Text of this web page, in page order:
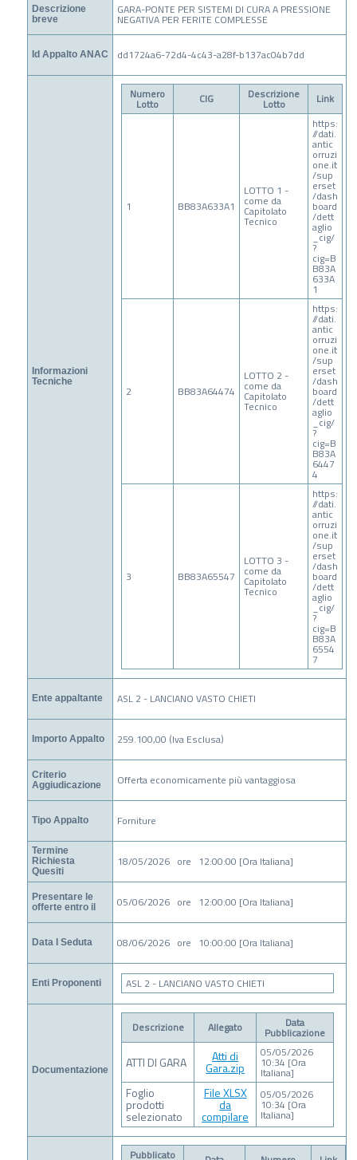
Descrizione
breve
GARA-PONTE PER SISTEMI DI CURA A PRESSIONE
NEGATIVA PER FERITE COMPLESSE
Id Appalto ANAC dd1724a6-72d4-4c43-a28f-b137ac04b7dd
Informazioni
Tecniche
Numero
Lotto CIG Descrizione
Lotto Link
1 BB83A633A1
LOTTO 1 -
come da
Capitolato
Tecnico
https:
//dati.
antic
orruzi
one.it
/sup
erset
/dash
board
/dett
aglio
_cig/
?
cig=B
B83A
633A
1
2 BB83A64474
LOTTO 2 -
come da
Capitolato
Tecnico
https:
//dati.
antic
orruzi
one.it
/sup
erset
/dash
board
/dett
aglio
_cig/
?
cig=B
B83A
6447
4
3 BB83A65547
LOTTO 3 -
come da
Capitolato
Tecnico
https:
//dati.
antic
orruzi
one.it
/sup
erset
/dash
board
/dett
aglio
_cig/
?
cig=B
B83A
6554
7
Ente appaltante ASL 2 - LANCIANO VASTO CHIETI
Importo Appalto 259.100,00 (Iva Esclusa)
Criterio
Aggiudicazione
Offerta economicamente più vantaggiosa
Tipo Appalto Forniture
Termine
Richiesta
Quesiti
18/05/2026 ore 12:00:00 [Ora Italiana]
Presentare le
offerte entro il
05/06/2026 ore 12:00:00 [Ora Italiana]
Data I Seduta 08/06/2026 ore 10:00:00 [Ora Italiana]
Enti Proponenti ASL 2 - LANCIANO VASTO CHIETI
Documentazione
Descrizione Allegato Data
Pubblicazione
ATTI DI GARA Atti di
Gara.zip
05/05/2026
10:34 [Ora
Italiana]
Foglio
prodotti
selezionato
File XLSX
da
compilare
05/05/2026
10:34 [Ora
Italiana]
Pubblicato